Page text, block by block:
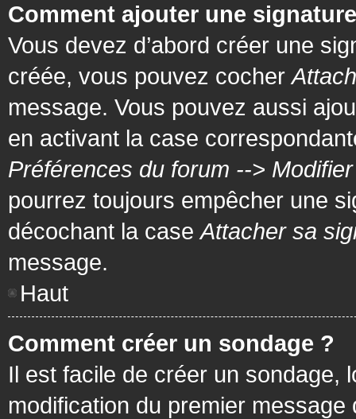
Comment ajouter une
Vous devez d’abord créer une
créée, vous pouvez cocher
message. Vous pouvez aussi
en activant la case
Préférences du forum -->
pourrez toujours empêcher une
décochant la caseAttacher sa
message.
Haut
Comment créer un sondage ?
Il est facile de créer un sondage,
modification du premier